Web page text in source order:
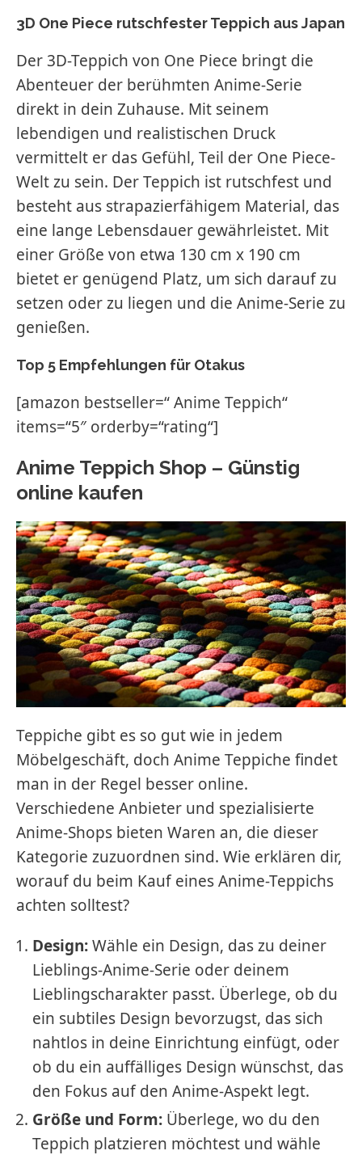
3D One Piece rutschfester Teppich aus Japan
Der 3D-Teppich von One Piece bringt die
Abenteuer der berühmten Anime-Serie
direkt in dein Zuhause. Mit seinem
lebendigen und realistischen Druck
vermittelt er das Gefühl, Teil der One Piece-
Welt zu sein. Der Teppich ist rutschfest und
besteht aus strapazierfähigem Material, das
eine lange Lebensdauer gewährleistet. Mit
einer Größe von etwa 130 cm x 190 cm
bietet er genügend Platz, um sich darauf zu
setzen oder zu liegen und die Anime-Serie zu
genießen.
Top 5 Empfehlungen für Otakus
[amazon bestseller=“ Anime Teppich“
items=“5″ orderby=“rating“]
Anime Teppich Shop – Günstig
online kaufen
Teppiche gibt es so gut wie in jedem
Möbelgeschäft, doch Anime Teppiche findet
man in der Regel besser online.
Verschiedene Anbieter und spezialisierte
Anime-Shops bieten Waren an, die dieser
Kategorie zuzuordnen sind. Wie erklären dir,
worauf du beim Kauf eines Anime-Teppichs
achten solltest?
Design:Wähle ein Design, das zu deiner
Lieblings-Anime-Serie oder deinem
Lieblingscharakter passt. Überlege, ob du
ein subtiles Design bevorzugst, das sich
nahtlos in deine Einrichtung einfügt, oder
ob du ein auffälliges Design wünschst, das
den Fokus auf den Anime-Aspekt legt.
Größe und Form: Überlege, wo du den
Teppich platzieren möchtest und wähle